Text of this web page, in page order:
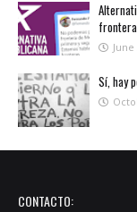
June
Sí, hay
CONTACTO: